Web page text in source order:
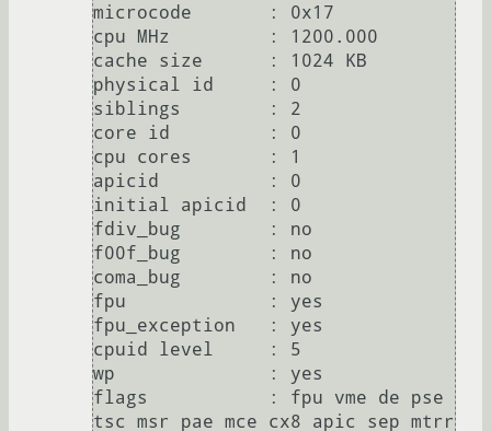
microcode	: 0x17
cpu MHz		: 1200.000
cache size	: 1024 KB
physical id	: 0
siblings	: 2
core id		: 0
cpu cores	: 1
apicid		: 0
initial apicid	: 0
fdiv_bug	: no
f00f_bug	: no
coma_bug	: no
fpu		: yes
fpu_exception	: yes
cpuid level	: 5
wp		: yes
flags		: fpu vme de pse
tsc msr pae mce cx8 apic sep mtrr